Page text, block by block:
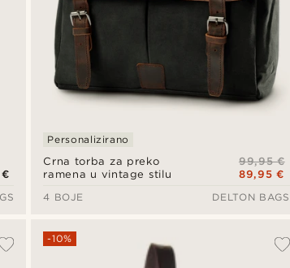
Crna torba za preko
ramena u vintage stilu
Personalizirano
99,95 €
89,95 €
4 BOJE
DELTON BAGS
-10%